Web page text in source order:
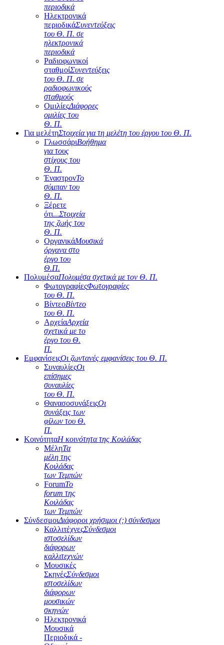
περιοδικά
Ηλεκτρονικά
περιοδικάΣυνεντεύξεις
του Θ. Π. σε
ηλεκτρονικά
περιοδικά
Ραδιοφωνικοί
σταθμοίΣυνεντεύξεις
του Θ. Π. σε
ραδιοφωνικούς
σταθμούς
ΟμιλίεςΔιάφορες
ομιλίες του
Θ. Π.
Για μελέτηΣτοιχεία για τη μελέτη του έργου του Θ. Π.
ΓλωσσάριΒοήθημα
για τους
στίχους του
Θ. Π.
ΈναστρονΤο
σύμπαν του
Θ. Π.
Ξέρετε
ότι...Στοιχεία
της ζωής του
Θ. Π.
ΟργανικάΜουσικά
όργανα στο
έργο του
Θ.Π.
ΠολυμέσαΠολυμέσα σχετικά με τον Θ. Π.
ΦωτογραφίεςΦωτογραφίες
του Θ. Π.
ΒίντεοΒίντεο
του Θ. Π.
ΑρχείαΑρχεία
σχετικά με το
έργο του Θ.
Π.
ΕμφανίσειςΟι ζωντανές εμφανίσεις του Θ. Π.
ΣυναυλίεςΟι
επίσημες
συναυλίες
του Θ. Π.
ΘανασοσυνάξειςΟι
συνάξεις των
φίλων του Θ.
Π.
ΚοινότηταΗ κοινότητα της Κοιλάδας
ΜέληΤα
μέλη της
Κοιλάδας
των Τεμπών
ForumΤο
forum της
Κοιλάδας
των Τεμπών
ΣύνδεσμοιΔιάφοροι χρήσιμοι (;) σύνδεσμοι
ΚαλλιτέχνεςΣύνδεσμοι
ιστοσελίδων
διάφορων
καλλιτεχνών
Μουσικές
ΣκηνέςΣύνδεσμοι
ιστοσελίδων
διάφορων
μουσικών
σκηνών
Ηλεκτρονικά
Μουσικά
Περιοδικά -